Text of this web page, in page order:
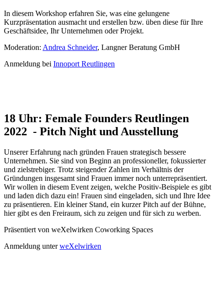
In diesem Workshop erfahren Sie, was eine gelungene
Kurzpräsentation ausmacht und erstellen bzw. üben diese für Ihre
Geschäftsidee, Ihr Unternehmen oder Projekt.
Moderation: Andrea Schneider, Langner Beratung GmbH
Anmeldung bei Innoport Reutlingen
18 Uhr: Female Founders Reutlingen
2022 - Pitch Night und Ausstellung
Unserer Erfahrung nach gründen Frauen strategisch bessere
Unternehmen. Sie sind von Beginn an professioneller, fokussierter
und zielstrebiger. Trotz steigender Zahlen im Verhältnis der
Gründungen insgesamt sind Frauen immer noch unterrepräsentiert.
Wir wollen in diesem Event zeigen, welche Positiv-Beispiele es gibt
und laden dich dazu ein! Frauen sind eingeladen, sich und Ihre Idee
zu präsentieren. Ein kleiner Stand, ein kurzer Pitch auf der Bühne,
hier gibt es den Freiraum, sich zu zeigen und für sich zu werben.
Präsentiert von weXelwirken Coworking Spaces
Anmeldung unterweXelwirken